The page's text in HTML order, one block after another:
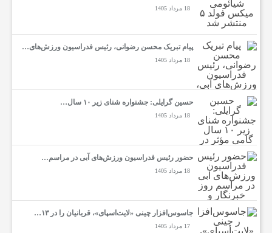
18 مرداد 1405
پیام تبریک محسن رضوانی، رئیس فدراسیون ورزش‌های…
18 مرداد 1405
حسین گرایلی: جشنواره شنای زیر ۱۰ سال…
18 مرداد 1405
حضور رئیس فدراسیون ورزش‌های آبی در مراسم…
18 مرداد 1405
جاسوس‌افزار چینی «لایت‌اسپای»، قربانیان را در ۱۳…
17 مرداد 1405